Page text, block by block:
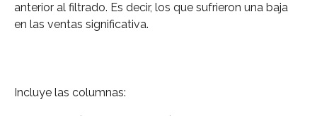
anterior al filtrado. Es decir, los que sufrieron una baja
en las ventas significativa.
Incluye las columnas: